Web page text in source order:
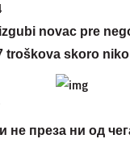
novac pre
troškova skoro
не преза ни од